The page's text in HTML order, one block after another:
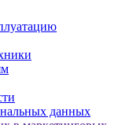
данных